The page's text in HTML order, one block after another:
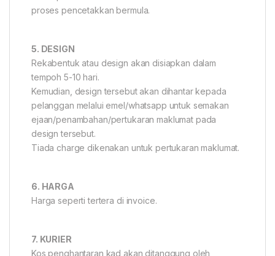
proses pencetakkan bermula.
5. DESIGN
Rekabentuk atau design akan disiapkan dalam
tempoh 5-10 hari.
Kemudian, design tersebut akan dihantar kepada
pelanggan melalui emel/whatsapp untuk semakan
ejaan/penambahan/pertukaran maklumat pada
design tersebut.
Tiada charge dikenakan untuk pertukaran maklumat.
6. HARGA
Harga seperti tertera di invoice.
7. KURIER
Kos penghantaran kad akan ditanggung oleh